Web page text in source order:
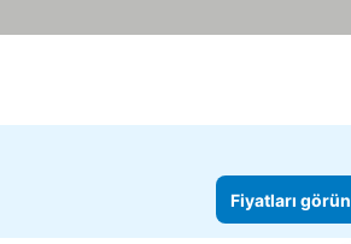
Fiyatları görün